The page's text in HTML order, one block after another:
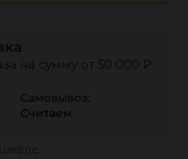
на сумму от 50 000 ₽
Самовывоз:
Считаем